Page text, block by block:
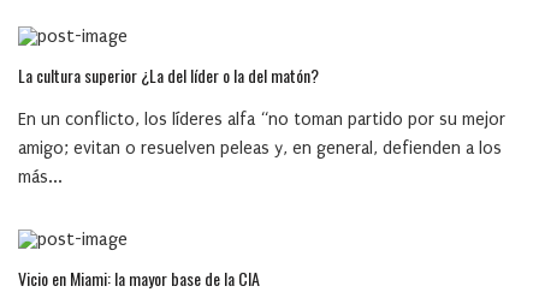
La cultura superior ¿La del líder o la del matón?
En un conflicto, los líderes alfa “no toman partido por su mejor
amigo; evitan o resuelven peleas y, en general, defienden a los
más...
Vicio en Miami: la mayor base de la CIA